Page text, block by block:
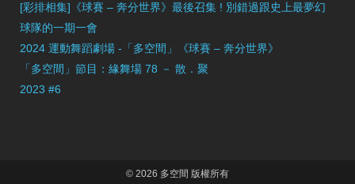
[彩排相集]《球賽 – 奔分世界》最後召集 ! 別錯過跟史上最夢幻
球隊的一期一會
2024 運動舞蹈劇場 -「多空間」《球賽 – 奔分世界》
「多空間」節目：緣舞場 78 － 散．聚
2023 #6
© 2026 多空間 版權所有